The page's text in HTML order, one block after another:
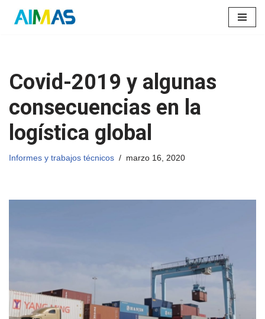
Covid-2019 y algunas
consecuencias en la
logística global
Informes y trabajos técnicos marzo 16, 2020